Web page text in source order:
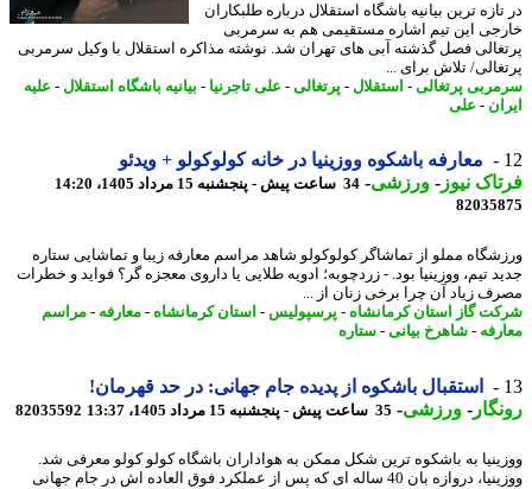
ترین بیانیه باشگاه استقلال درباره طلبکاران
این تیم اشاره مستقیمی هم به سرمربی
فصل گذشته آبی های تهران شد. نوشته مذاکره استقلال با وکیل سرمربی
تلاش برای ...
پرتغالی-استقلال-پرتغالی-علی تاجرنیا- بیانیه باشگاه استقلال-علیه
- علی
معارفه باشکوه ووزینیا در خانه کولوکولو + ویدئو
نیوز-ورزشی-34 ساعت پیش - پنجشنبه 15 مرداد 1405، 14:20
مملو از تماشاگر کولوکولو شاهد مراسم معارفه زیبا و تماشایی ستاره
تیم، ووزینیا بود. - زردچوبه؛ ادویه طلایی یا داروی معجزه گر؟ فواید و خطرات
زیاد آن چرا برخی زنان از ...
گاز استان کرمانشاه-پرسپولیس-استان کرمانشاه-معارفه- مراسم
- شاهرخ بیانی-ستاره
استقبال باشکوه از پدیده جام جهانی: در حد قهرمان!
-ورزشی-35 ساعت پیش - پنجشنبه 15 مرداد 1405، 13:37 82035592
ووزینیا به باشکوه‎ ترین شکل ممکن به هواداران باشگاه کولو کولو معرفی شد.
ووزینیا، دروازه بان 40 ساله ای که پس از عملکرد فوق العاده اش در جام جهانی